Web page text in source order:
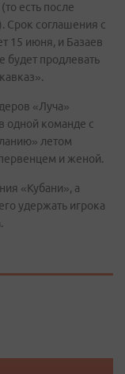
есть после
Срок соглашения с
15 июня, и Базаев
будет продлевать
«Луча»
одной команде с
летом
и женой.
«Кубани», а
удержать игрока